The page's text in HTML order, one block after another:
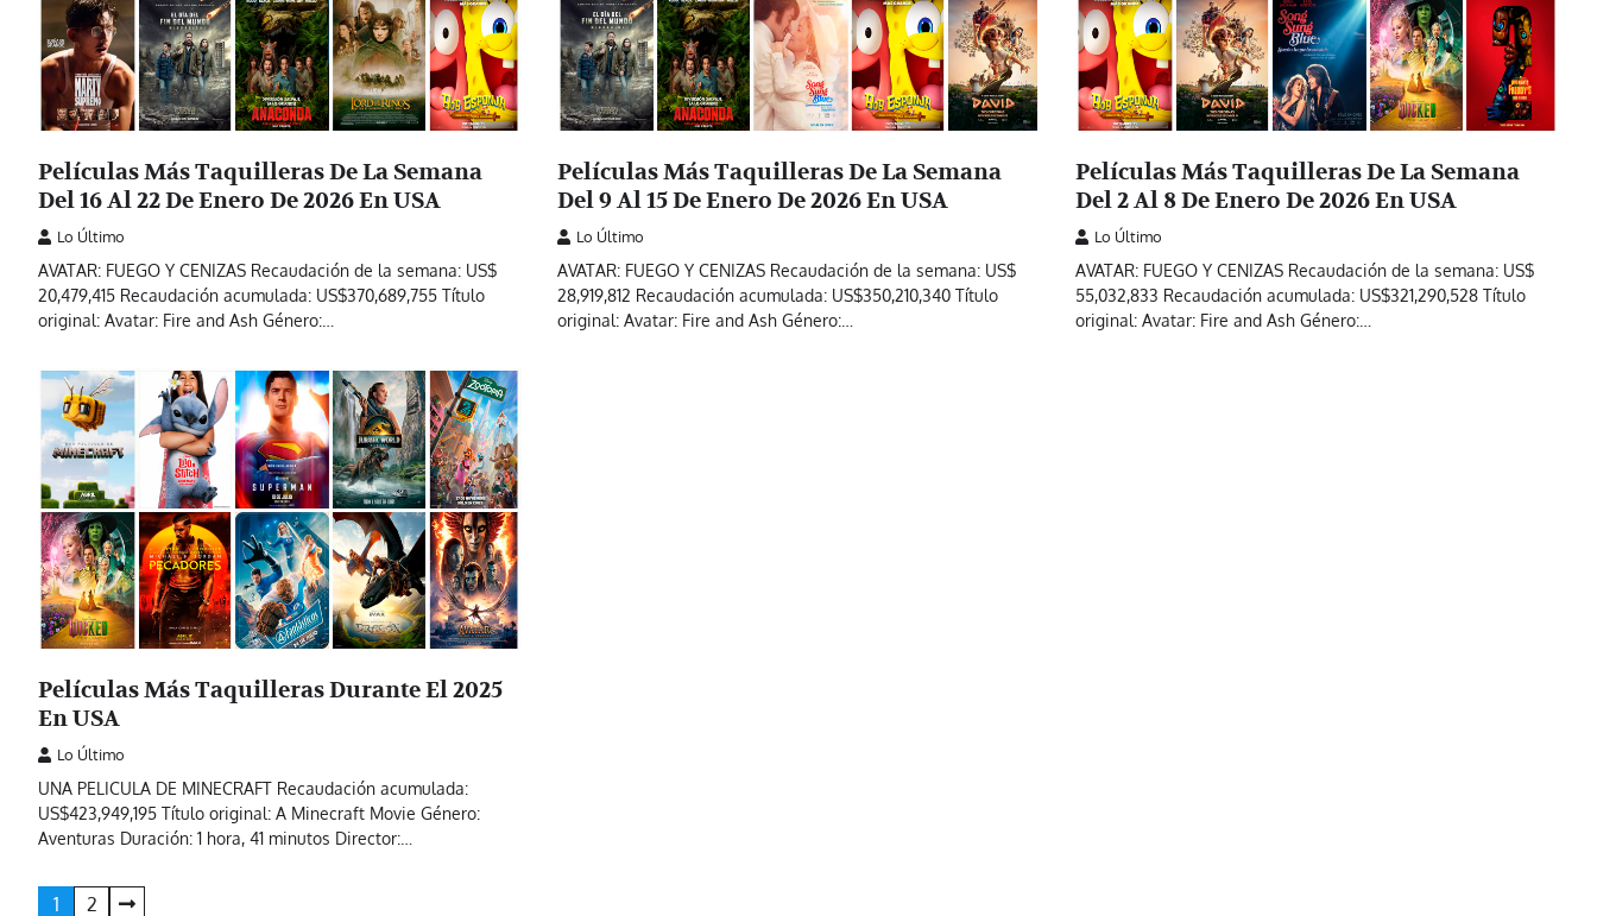
Películas Más Taquilleras De La Semana
Del 16 Al 22 De Enero De 2026 En USA
Lo Último
AVATAR: FUEGO Y CENIZAS Recaudación de la semana: US$
20,479,415 Recaudación acumulada: US$370,689,755 Título
original: Avatar: Fire and Ash Género:…
Películas Más Taquilleras De La Semana
Del 9 Al 15 De Enero De 2026 En USA
Lo Último
AVATAR: FUEGO Y CENIZAS Recaudación de la semana: US$
28,919,812 Recaudación acumulada: US$350,210,340 Título
original: Avatar: Fire and Ash Género:…
Películas Más Taquilleras De La Semana
Del 2 Al 8 De Enero De 2026 En USA
Lo Último
AVATAR: FUEGO Y CENIZAS Recaudación de la semana: US$
55,032,833 Recaudación acumulada: US$321,290,528 Título
original: Avatar: Fire and Ash Género:…
Películas Más Taquilleras Durante El 2025
En USA
Lo Último
UNA PELICULA DE MINECRAFT Recaudación acumulada:
US$423,949,195 Título original: A Minecraft Movie Género:
Aventuras Duración: 1 hora, 41 minutos Director:…
Paginación
1 2